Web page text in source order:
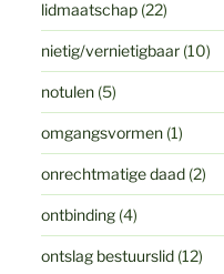
lidmaatschap(22)
nietig/vernietigbaar(10)
notulen(5)
omgangsvormen(1)
onrechtmatige daad(2)
ontbinding(4)
ontslag bestuurslid(12)